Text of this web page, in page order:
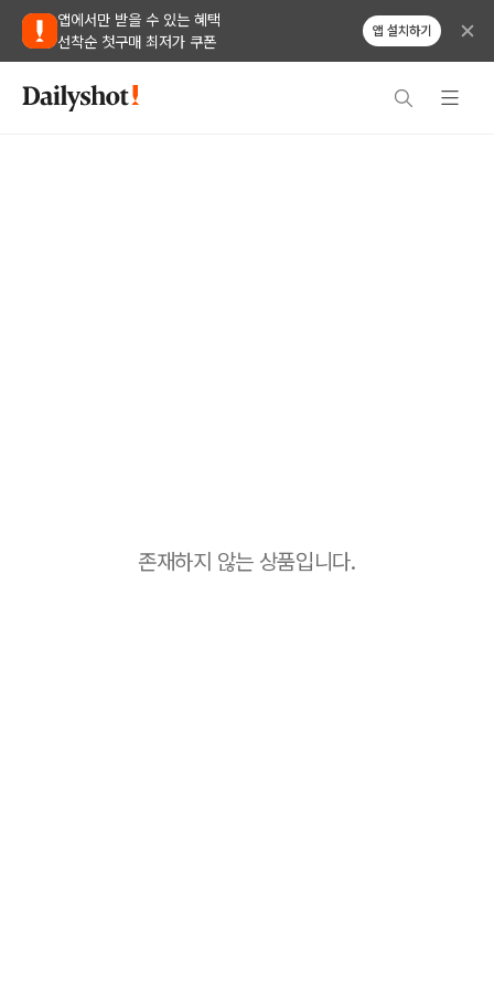
앱에서만 받을 수 있는 혜택
선착순 첫구매 최저가 쿠폰
앱 설치하기
존재하지 않는 상품입니다.